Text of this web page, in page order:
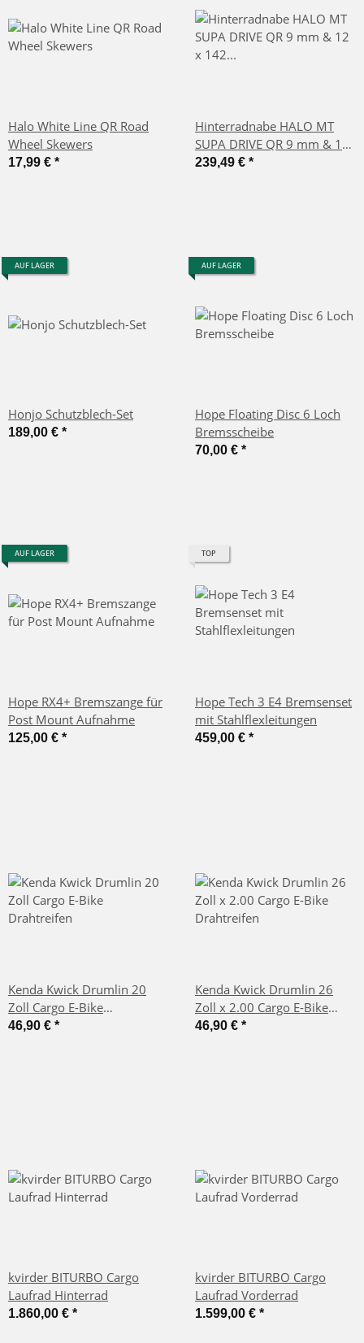
Halo White Line QR Road
Wheel Skewers
17,99 € *
Hinterradnabe HALO MT
SUPA DRIVE QR 9 mm & 12
x 142 mm 36 Loch Schwarz
239,49 € *
AUF LAGER
Honjo Schutzblech-Set
189,00 € *
AUF LAGER
Hope Floating Disc 6 Loch
Bremsscheibe
70,00 € *
AUF LAGER
Hope RX4+ Bremszange für
Post Mount Aufnahme
125,00 € *
TOP
Hope Tech 3 E4 Bremsenset
mit Stahlflexleitungen
459,00 € *
Kenda Kwick Drumlin 20
Zoll Cargo E-Bike
Drahtreifen
46,90 € *
Kenda Kwick Drumlin 26
Zoll x 2.00 Cargo E-Bike
Drahtreifen
46,90 € *
kvirder BITURBO Cargo
Laufrad Hinterrad
1.860,00 € *
kvirder BITURBO Cargo
Laufrad Vorderrad
1.599,00 € *